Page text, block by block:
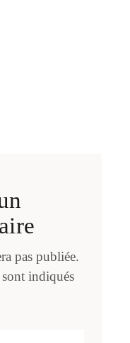
pas publiée.
indiqués